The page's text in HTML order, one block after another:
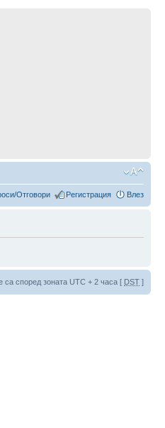
Отговори Регистрация Влез
са според зоната UTC + 2 часа [ DST ]